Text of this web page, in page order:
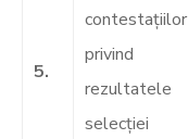
5.
contestaţiilor
privind
rezultatele
selecţiei